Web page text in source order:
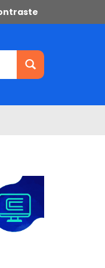
Buscar